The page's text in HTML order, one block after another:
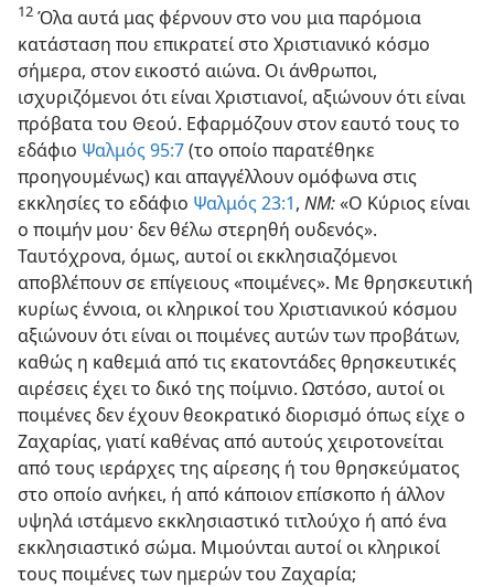
12 Όλα αυτά μας φέρνουν στο νου μια παρόμοια
κατάσταση που επικρατεί στο Χριστιανικό κόσμο
σήμερα, στον εικοστό αιώνα. Οι άνθρωποι,
ισχυριζόμενοι ότι είναι Χριστιανοί, αξιώνουν ότι είναι
πρόβατα του Θεού. Εφαρμόζουν στον εαυτό τους το
εδάφιο Ψαλμός 95:​7(το οποίο παρατέθηκε
προηγουμένως) και απαγγέλλουν ομόφωνα στις
εκκλησίες το εδάφιο Ψαλμός 23:​1, ΝΜ:«Ο Κύριος είναι
ο ποιμήν μου· δεν θέλω στερηθή ουδενός».
Ταυτόχρονα, όμως, αυτοί οι εκκλησιαζόμενοι
αποβλέπουν σε επίγειους «ποιμένες». Με θρησκευτική
κυρίως έννοια, οι κληρικοί του Χριστιανικού κόσμου
αξιώνουν ότι είναι οι ποιμένες αυτών των προβάτων,
καθώς η καθεμιά από τις εκατοντάδες θρησκευτικές
αιρέσεις έχει το δικό της ποίμνιο. Ωστόσο, αυτοί οι
ποιμένες δεν έχουν θεοκρατικό διορισμό όπως είχε ο
Ζαχαρίας, γιατί καθένας από αυτούς χειροτονείται
από τους ιεράρχες της αίρεσης ή του θρησκεύματος
στο οποίο ανήκει, ή από κάποιον επίσκοπο ή άλλον
υψηλά ιστάμενο εκκλησιαστικό τιτλούχο ή από ένα
εκκλησιαστικό σώμα. Μιμούνται αυτοί οι κληρικοί
τους ποιμένες των ημερών του Ζαχαρία;